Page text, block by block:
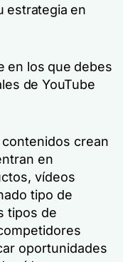
estrategia en
en los que debes
de YouTube
crean
en
vídeos
tipo de
tipos de
oportunidades